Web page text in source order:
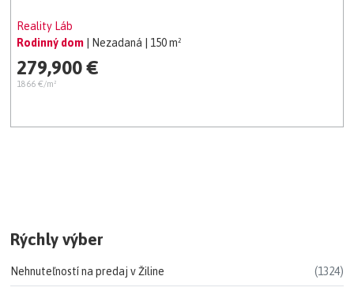
Reality Láb
Rodinný dom
| Nezadaná | 150 m²
279,900 €
1866 €/m²
Rýchly výber
Nehnuteľností na predaj v Žiline (1324)